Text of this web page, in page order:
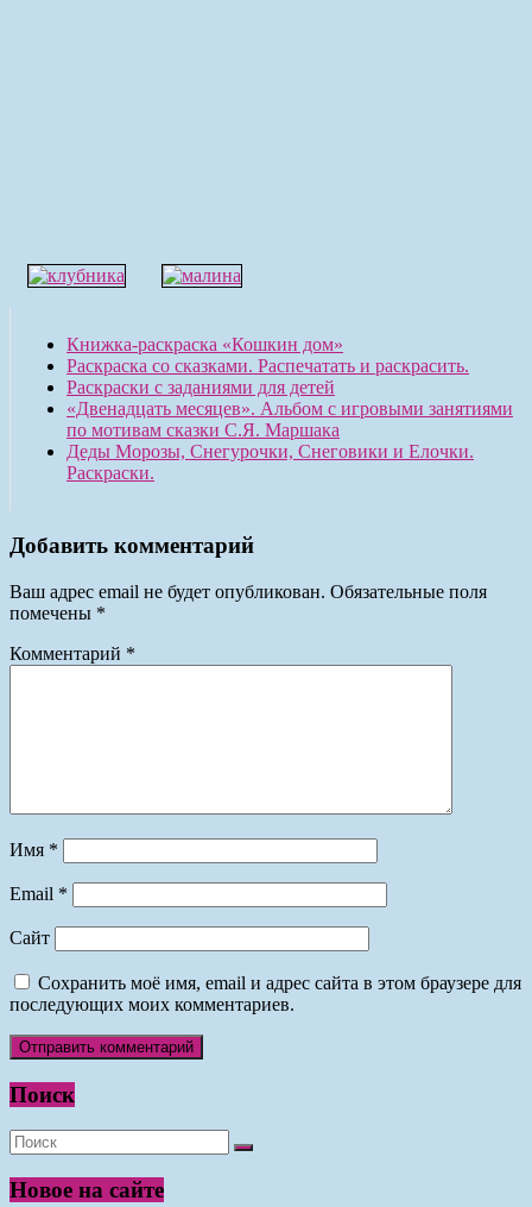
Книжка-раскраска «Кошкин дом»
Раскраска со сказками. Распечатать и раскрасить.
Раскраски с заданиями для детей
«Двенадцать месяцев». Альбом с игровыми занятиями
по мотивам сказки С.Я. Маршака
Деды Морозы, Снегурочки, Снеговики и Елочки.
Раскраски.
Добавить комментарий
Ваш адрес email не будет опубликован. Обязательные поля
помечены *
Комментарий *
Имя *
Email *
Сайт
Сохранить моё имя, email и адрес сайта в этом браузере для
последующих моих комментариев.
Поиск
Новое на сайте